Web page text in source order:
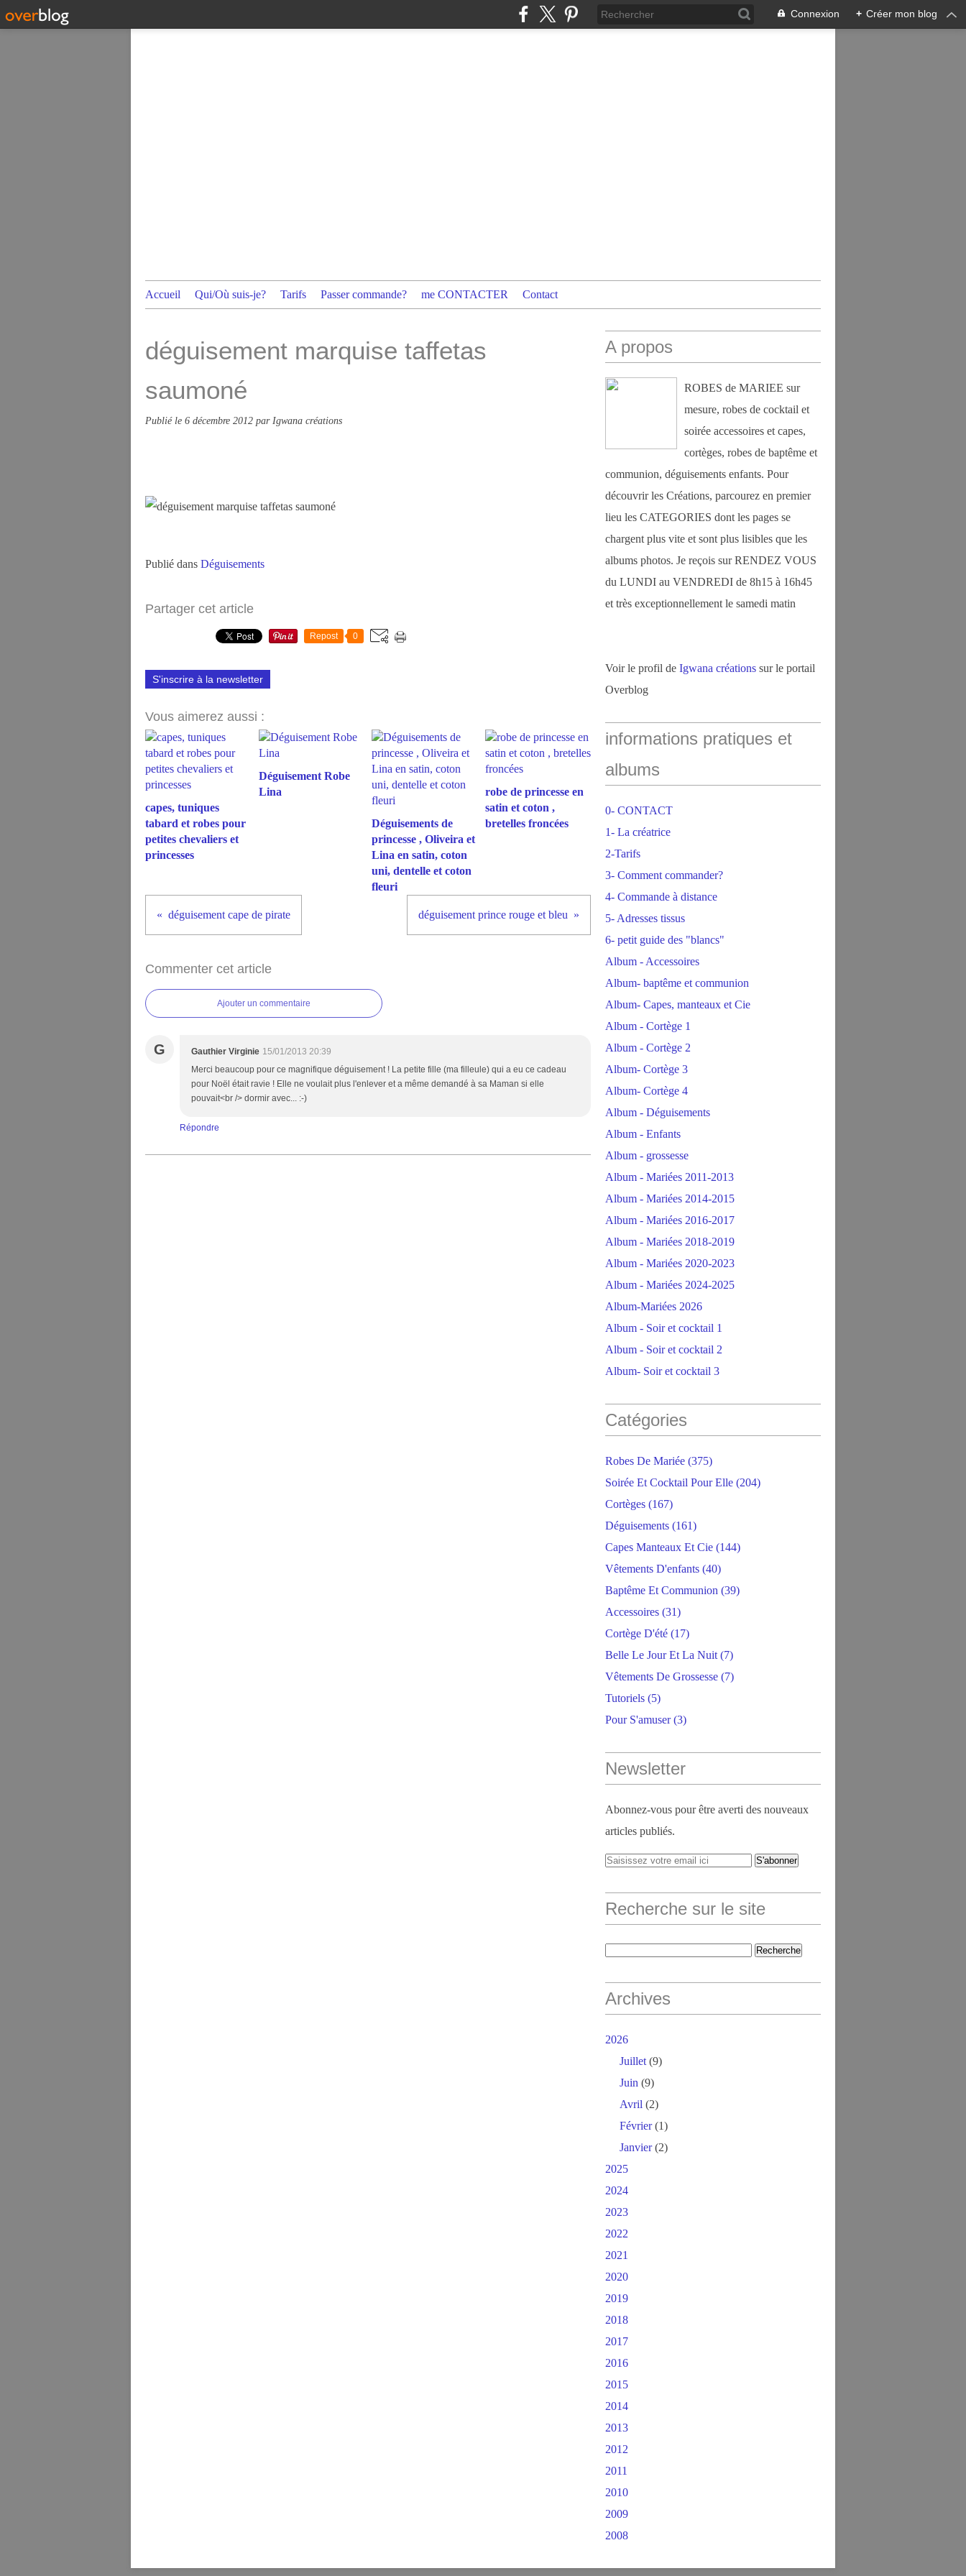
Connexion + Créer mon blog
Accueil Qui/Où suis-je? Tarifs Passer commande? me CONTACTER Contact
déguisement marquise taffetas
saumoné
Publié le 6 décembre 2012 par Igwana créations
Publié dans Déguisements
Partager cet article
Repost 0
S'inscrire à la newsletter
Vous aimerez aussi :
capes, tuniques
tabard et robes pour
petites chevaliers et
princesses
Déguisement Robe
Lina
Déguisements de
princesse , Oliveira et
Lina en satin, coton
uni, dentelle et coton
fleuri
robe de princesse en
satin et coton ,
bretelles froncées
déguisement cape de pirate déguisement prince rouge et bleu
Commenter cet article
Ajouter un commentaire
G Gauthier Virginie 15/01/2013 20:39
Merci beaucoup pour ce magnifique déguisement ! La petite fille (ma filleule) qui a eu ce cadeau
pour Noël était ravie ! Elle ne voulait plus l'enlever et a même demandé à sa Maman si elle
pouvait<br /> dormir avec... :-)
Répondre
A propos
ROBES de MARIEE sur
mesure, robes de cocktail et
soirée accessoires et capes,
cortèges, robes de baptême et
communion, déguisements enfants. Pour
découvrir les Créations, parcourez en premier
lieu les CATEGORIES dont les pages se
chargent plus vite et sont plus lisibles que les
albums photos. Je reçois sur RENDEZ VOUS
du LUNDI au VENDREDI de 8h15 à 16h45
et très exceptionnellement le samedi matin
Voir le profil de Igwana créations sur le portail
Overblog
informations pratiques et
albums
0- CONTACT
1- La créatrice
2-Tarifs
3- Comment commander?
4- Commande à distance
5- Adresses tissus
6- petit guide des "blancs"
Album - Accessoires
Album- baptême et communion
Album- Capes, manteaux et Cie
Album - Cortège 1
Album - Cortège 2
Album- Cortège 3
Album- Cortège 4
Album - Déguisements
Album - Enfants
Album - grossesse
Album - Mariées 2011-2013
Album - Mariées 2014-2015
Album - Mariées 2016-2017
Album - Mariées 2018-2019
Album - Mariées 2020-2023
Album - Mariées 2024-2025
Album-Mariées 2026
Album - Soir et cocktail 1
Album - Soir et cocktail 2
Album- Soir et cocktail 3
Catégories
Robes De Mariée (375)
Soirée Et Cocktail Pour Elle (204)
Cortèges (167)
Déguisements (161)
Capes Manteaux Et Cie (144)
Vêtements D'enfants (40)
Baptême Et Communion (39)
Accessoires (31)
Cortège D'été (17)
Belle Le Jour Et La Nuit (7)
Vêtements De Grossesse (7)
Tutoriels (5)
Pour S'amuser(3)
Newsletter
Abonnez-vous pour être averti des nouveaux
articles publiés.
Recherche sur le site
Archives
2026
Juillet (9)
Juin (9)
Avril (2)
Février(1)
Janvier(2)
2025
2024
2023
2022
2021
2020
2019
2018
2017
2016
2015
2014
2013
2012
2011
2010
2009
2008